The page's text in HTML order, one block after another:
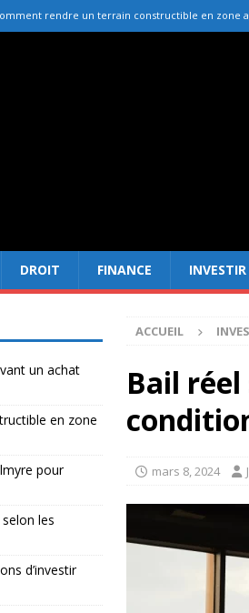
rendre un terrain constructible en zone
DROIT FINANCE INVESTIR
ACCUEIL
Bail réel
mars 8, 2024
un achat
en zone
pour
les
d’investir